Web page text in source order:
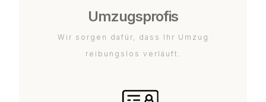
Umzugsprofis
Wir sorgen dafür, dass Ihr Umzug
reibungslos verläuft.